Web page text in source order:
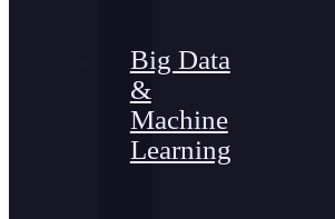
Big Data
&
Machine
Learning